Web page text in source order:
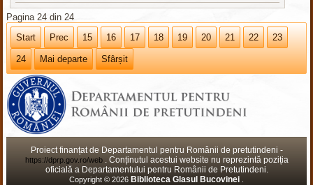
Pagina 24 din 24
Start
Prec 15 16 17 18 19 20 21 22 23
24 Mai departe Sfârșit
Proiect finanțat de Departamentul pentru Românii de pretutindeni -
https://dprp.gov.ro/web
. Conținutul acestui website nu reprezintă poziția
oficială a Departamentului pentru Românii de Pretutindeni.
Copyright © 2026 Biblioteca Glasul Bucovinei